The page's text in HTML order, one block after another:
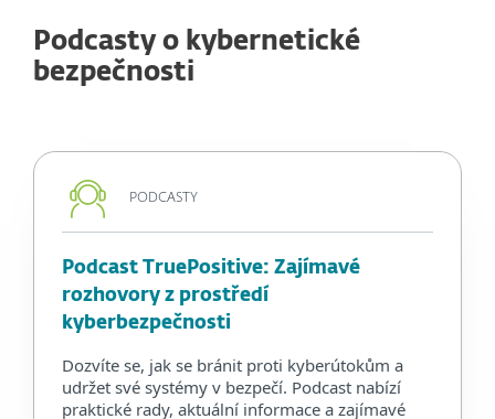
Podcasty o kybernetické
bezpečnosti
PODCASTY
Podcast TruePositive: Zajímavé
rozhovory z prostředí
kyberbezpečnosti
Dozvíte se, jak se bránit proti kyberútokům a
udržet své systémy v bezpečí. Podcast nabízí
praktické rady, aktuální informace a zajímavé